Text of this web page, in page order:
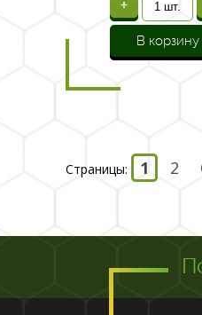
+
В корзину
Страницы: 1 2